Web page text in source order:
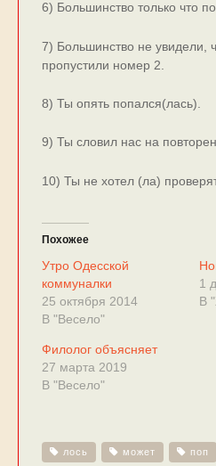
6) Большинство только что
7) Большинство не увидели,
пропустили номер 2.
8) Ты опять попался(лась).
9) Ты словил нас на
10) Ты не хотел (ла)
Похожее
Утро Одесской
коммуналки
25 октября 2014
В "Весело"
1
В
Филолог объясняет
27 марта 2019
В "Весело"
лось может поп